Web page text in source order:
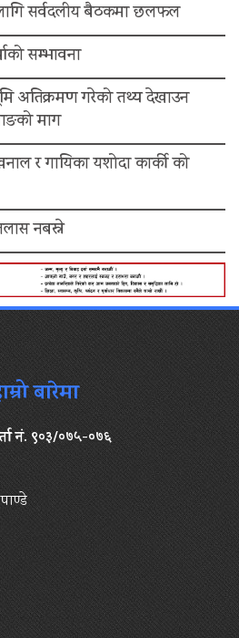
सर्वदलीय बैठकमा छलफल
सम्भावना
अतिक्रमण गरेको तथ्य देखाउन
माग
र गायिका यशोदा कार्की को
नबस्ने
बारेमा
नं. ९०३/०७५-०७६